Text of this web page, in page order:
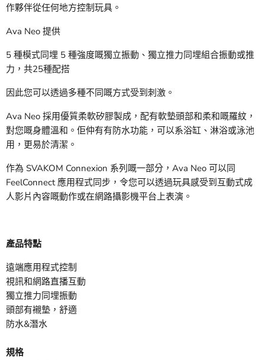
作夥伴從任何地方控制玩具。
Ava Neo 提供
5 種模式同埋 5 種強度嘅獨立振動、獨立推力同埋組合振動或推
力，共25種配搭
因此您可以透過多種不同嘅方式受到刺激。
Ava Neo 採用優質柔軟矽膠製成，配有軟墊頭部和柔和嘅羅紋，
對您嘅身體溫和。佢仲有有防水功能，可以系浴缸、淋浴或泳池
用，更易於清潔。
作為 SVAKOM Connexion 系列嘅一部分，Ava Neo 可以同
FeelConnect 應用程式同步，令您可以透過玩具感受到互動式成
人影片內容嘅動作或在網路攝影機平台上表演。
產品特點
遠端應用程式控制
視訊和網路直播互動
獨立推力同埋振動
頭部有襯墊，舒適
防水&潛水
規格